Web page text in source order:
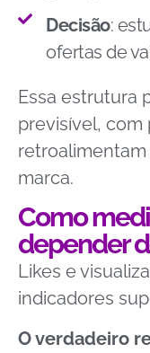
Decisão:
ofertas de
Essa estrutura
previsível, com
marca.
Como
depender
Likes e
indicadores
O verdadeiro